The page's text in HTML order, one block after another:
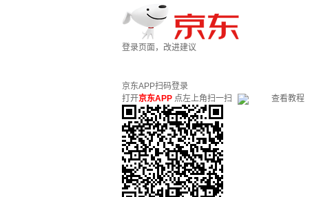
登录页面，改进建议
京东APP扫码登录
打开京东APP 点左上角扫一扫 查看教程